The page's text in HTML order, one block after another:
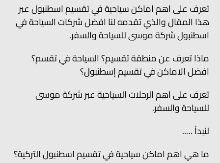
تعرف على اهم اماكن سياحية في تقسيم اسطنبول عبر
هذا المقال والذي تقدمه لنا افضل شركات السياحة في
اسطنبول شركة موسى للسياحة والسفر.
ماذا تعرف عن منطقة تقسيم؟ السياحة في تقسم؟
افضل الاماكن في تقسيم إسطنبول؟
تعرف على اهم الرحلات السياحية عبر شركة موسى
للسياحة والسفر.
لنبدأ …..
ما هي اهم اماكن سياحية في تقسيم اسطنبول التركية؟